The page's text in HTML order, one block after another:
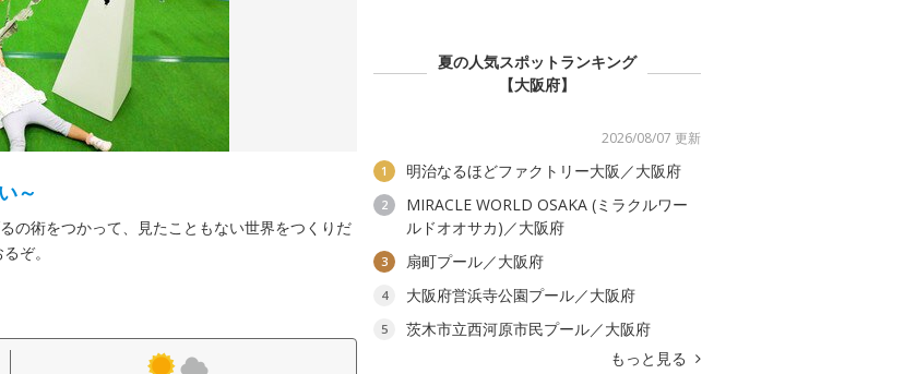
～
の術をつかって、見たこともない世界をつくりだ
ぞ。
夏の人気スポットランキング
【大阪府】
2026/08/07 更新
1 明治なるほどファクトリー大阪／大阪府
2
MIRACLE WORLD OSAKA (ミラクルワー
ルドオオサカ)／大阪府
3 扇町プール／大阪府
4 大阪府営浜寺公園プール／大阪府
5
茨木市立西河原市民プール／大阪府
もっと見る